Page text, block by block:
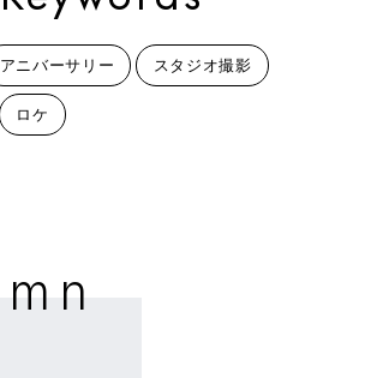
アニバーサリー スタジオ撮影
ロケ
m n